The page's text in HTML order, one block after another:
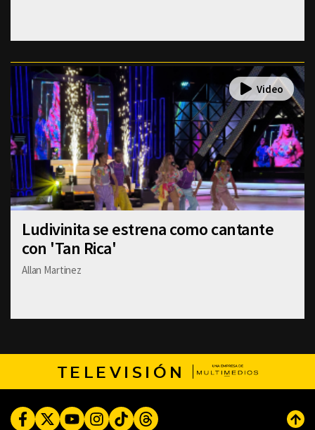
Ludivinita se estrena como cantante
con 'Tan Rica'
Allan Martinez
TELEVISIÓN
FacebookTwitterYoutubeInstagram
TikTokThreads